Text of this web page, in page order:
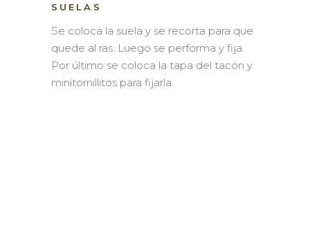
SUELAS
Se coloca la suela y se recorta para que
quede al ras. Luego se performa y fija.
Por último se coloca la tapa del tacón y
minitornillitos para fijarla.